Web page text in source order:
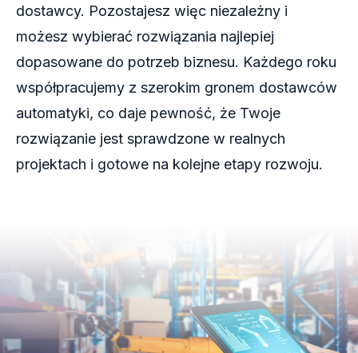
dostawcy. Pozostajesz więc niezależny i
możesz wybierać rozwiązania najlepiej
dopasowane do potrzeb biznesu. Każdego roku
współpracujemy z szerokim gronem dostawców
automatyki, co daje pewność, że Twoje
rozwiązanie jest sprawdzone w realnych
projektach i gotowe na kolejne etapy rozwoju.